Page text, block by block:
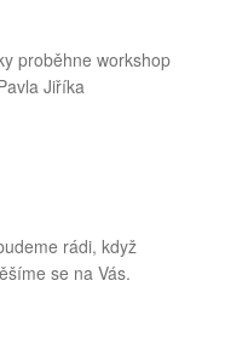
proběhne workshop
Jiříka
rádi, když
se na Vás.